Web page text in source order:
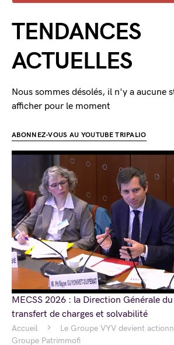
Accueil
Le Groupe VYV devient
Groupe Patrimmofi
TENDANCES
ACTUELLES
Nous sommes désolés, il n'y a aucune
afficher pour le moment
ABONNEZ-VOUS AU YOUTUBE TRIPALIO
MECSS 2026 : la Direction Générale
transfert de charges et solvabilité